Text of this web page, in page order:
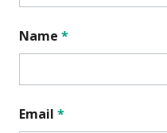
Name *
Email *